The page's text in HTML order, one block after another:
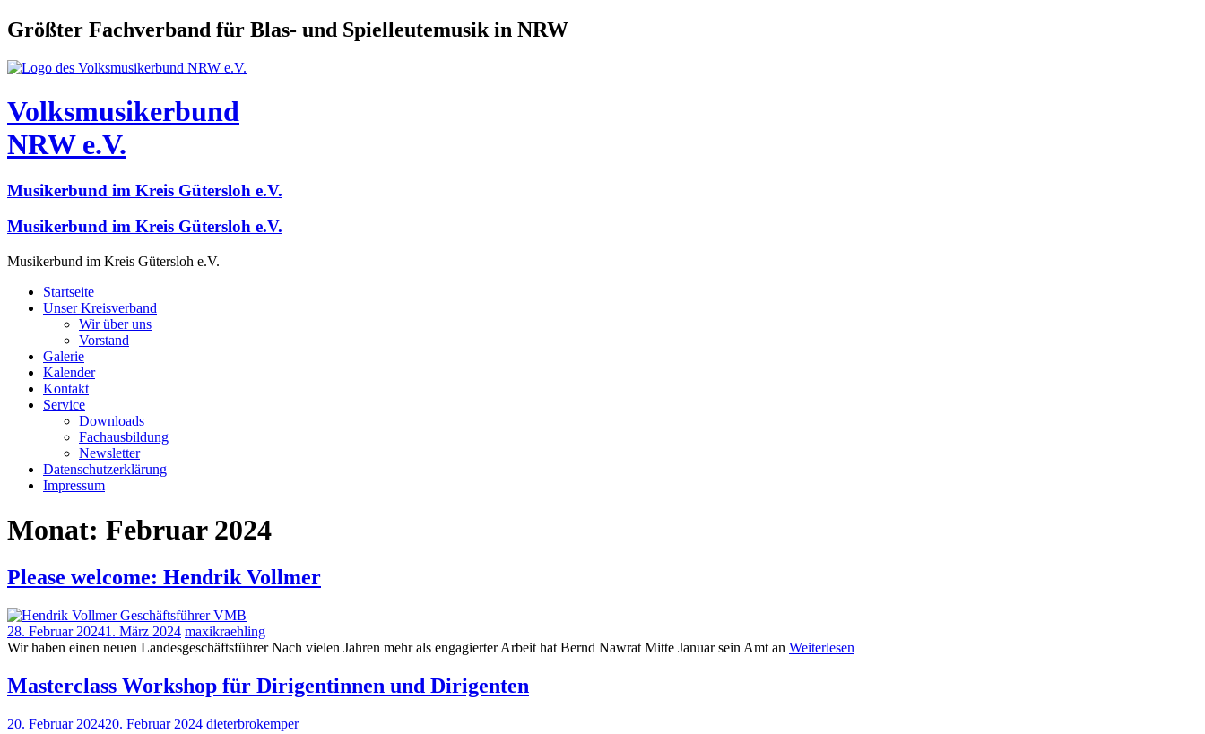
Größter Fachverband für Blas- und Spielleutemusik in NRW
Volksmusikerbund
NRW e.V.
Musikerbund im Kreis Gütersloh e.V.
Musikerbund im Kreis Gütersloh e.V.
Musikerbund im Kreis Gütersloh e.V.
Startseite
Unser Kreisverband
Wir über uns
Vorstand
Galerie
Kalender
Kontakt
Service
Downloads
Fachausbildung
Newsletter
Datenschutzerklärung
Impressum
Monat: Februar 2024
Please welcome: Hendrik Vollmer
28. Februar 20241. März 2024 maxikraehling
Wir haben einen neuen Landesgeschäftsführer Nach vielen Jahren mehr als engagierter Arbeit hat Bernd Nawrat Mitte Januar sein Amt an Weiterlesen
Masterclass Workshop für Dirigentinnen und Dirigenten
20. Februar 202420. Februar 2024 dieterbrokemper